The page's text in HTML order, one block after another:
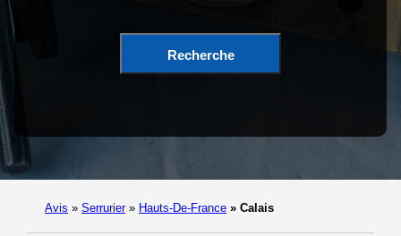
Recherche
Avis » Serrurier » Hauts-De-France » Calais